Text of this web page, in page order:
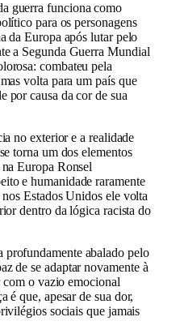
guerra funciona como
para os personagens
da Europa após lutar pelo
a Segunda Guerra Mundial
combateu pela
volta para um país que
por causa da cor de sua
no exterior e a realidade
torna um dos elementos
Europa Ronsel
e humanidade raramente
Estados Unidos ele volta
dentro da lógica racista do
abalado pelo
de se adaptar novamente à
com o vazio emocional
é que, apesar de sua dor,
sociais que jamais